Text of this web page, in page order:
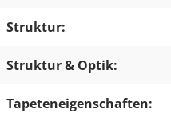
Struktur:
Struktur & Optik:
Tapeteneigenschaften: